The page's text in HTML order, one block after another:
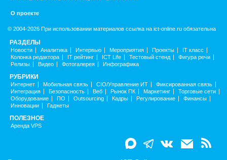
О проекте
© 2004-2026 При использовании материалов ссылка на ict-online.ru обязательна
РАЗДЕЛЫ
Новости Аналитика Интервью Мероприятия Проекты
IT класс
Колонка редактора
IT рейтинг ICT Life Тестовый стенд
Фигура речи
Релизы
Видео Фотогалерея Инфографика
РУБРИКИ
Интернет Мобильная связь CIO/Управление ИТ
Фиксированная связь
Интеграция
Безопасность Веб Рынок ПК Маркетинг
Торговые сети
Оборудование
ПО Outsourcing Кадры Регулирование
Финансы
Инновации
Гаджеты
ПОЛЕЗНОЕ
Аренда VPS